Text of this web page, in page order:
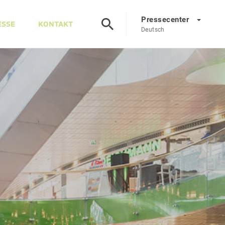
KONTAKT Pressecenter
Deutsch
EN